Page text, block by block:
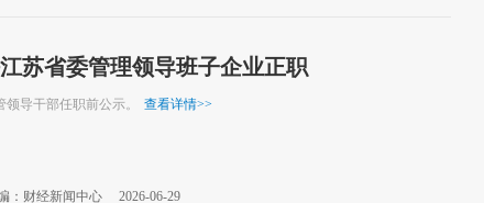
苏省委管理领导班子企业正职
导干部任职前公示。 查看详情>>
：财经新闻中心 2026-06-29